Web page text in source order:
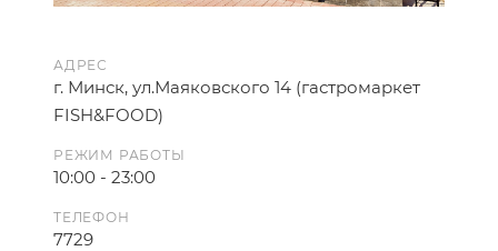
АДРЕС
г. Минск, ул.Маяковского 14 (гастромаркет
FISH&FOOD)
РЕЖИМ РАБОТЫ
10:00 - 23:00
ТЕЛЕФОН
7729